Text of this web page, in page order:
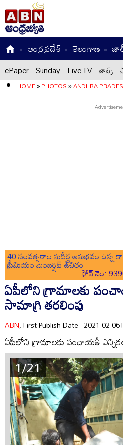
ఆంధ్రప్రదేశ్ తెలంగాణ
ePaper Sunday Live TV జాబ్స్
HOME»PHOTOS»ANDHRA
40 సంవత్సరాల సుదీర్ఘ అనుభవం ఉన్న
ప్రీమియం మెంబర్షిప్ ఉచితం
ఫోన్ నెం:
ఏపీలోని గ్రామాలకు
సామాగ్రి తరలింపు
ABN, First Publish Date - 2021-02-
ఏపీలోని గ్రామాలకు పంచాయతీ
1/21